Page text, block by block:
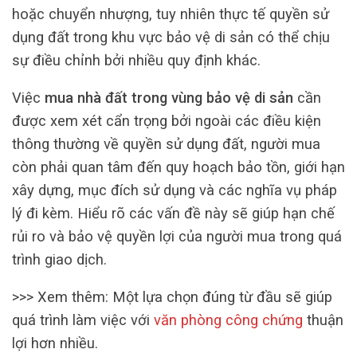
hoặc chuyển nhượng, tuy nhiên thực tế quyền sử
dụng đất trong khu vực bảo vệ di sản có thể chịu
sự điều chỉnh bởi nhiều quy định khác.
Việc mua nhà đất trong vùng bảo vệ di sản cần
được xem xét cẩn trọng bởi ngoài các điều kiện
thông thường về quyền sử dụng đất, người mua
còn phải quan tâm đến quy hoạch bảo tồn, giới hạn
xây dựng, mục đích sử dụng và các nghĩa vụ pháp
lý đi kèm. Hiểu rõ các vấn đề này sẽ giúp hạn chế
rủi ro và bảo vệ quyền lợi của người mua trong quá
trình giao dịch.
>>> Xem thêm: Một lựa chọn đúng từ đầu sẽ giúp
quá trình làm việc với văn phòng công chứng thuận
lợi hơn nhiều.